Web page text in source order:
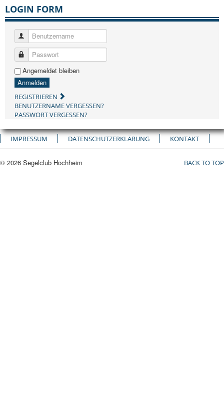
LOGIN FORM
Benutzername
Passwort
Angemeldet bleiben
Anmelden
REGISTRIEREN
BENUTZERNAME VERGESSEN?
PASSWORT VERGESSEN?
IMPRESSUM DATENSCHUTZERKLÄRUNG KONTAKT
BACK TO TOP
© 2026 Segelclub Hochheim